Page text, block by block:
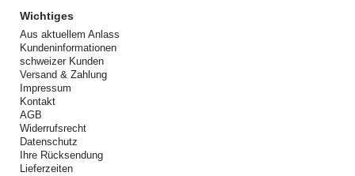
Wichtiges
Aus aktuellem Anlass
Kundeninformationen
schweizer Kunden
Versand & Zahlung
Impressum
Kontakt
AGB
Widerrufsrecht
Datenschutz
Ihre Rücksendung
Lieferzeiten